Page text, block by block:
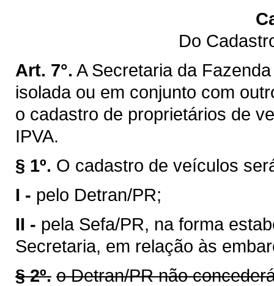
Do
Art. 7°. A Secretaria da
isolada ou em conjunto com
o cadastro de proprietários de
IPVA.
§ 1º. O cadastro de veículos
I - pelo Detran/PR;
II - pela Sefa/PR, na forma
Secretaria, em relação às
§ 2º. o Detran/PR não